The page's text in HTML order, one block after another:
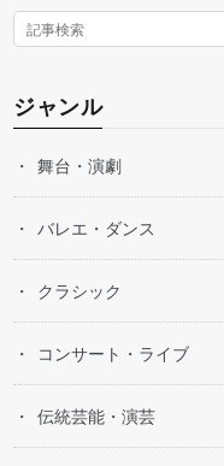
ジャンル
舞台・演劇
バレエ・ダンス
クラシック
コンサート・ライブ
伝統芸能・演芸